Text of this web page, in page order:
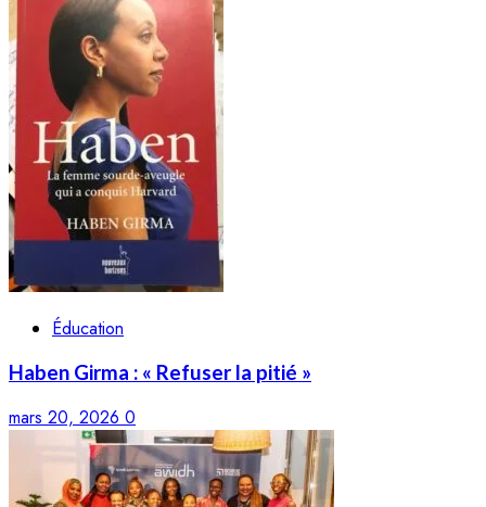
Éducation
Haben Girma : « Refuser la pitié »
mars 20, 2026 0